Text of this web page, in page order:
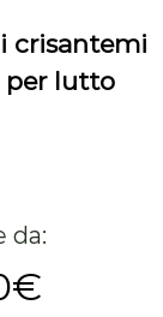
crisantemi
per lutto
da:
€